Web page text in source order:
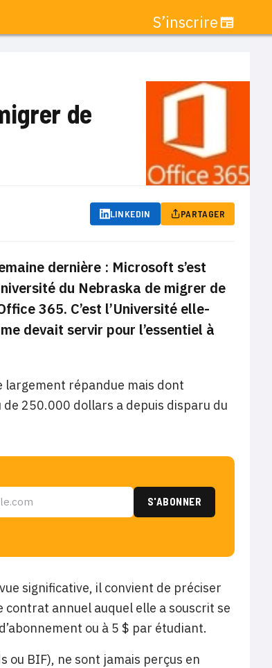
S’inscrire
de
LINKEDIN PARTAGER
dernière : Microsoft s’est
du Nebraska de migrer de
365. C’est l’Université elle-
devait servir pour l’essentiel à
largement répandue mais dont
250.000 dollars a depuis disparu du
significative, il convient de préciser
annuel auquel elle a souscrit se
ou à 5 $ par étudiant.
ou BIF), ne sont jamais perçus en